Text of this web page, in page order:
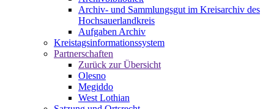
Archiv- und Sammlungsgut im Kreisarchiv des
Hochsauerlandkreis
Aufgaben Archiv
Kreistagsinformationssystem
Partnerschaften
Zurück zur Übersicht
Olesno
Megiddo
West Lothian